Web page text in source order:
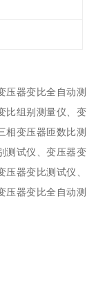
压器变比全自动测
比组别测量仪、变
相变压器匝数比测
测试仪、变压器变
器变比测试仪、
压器变比全自动测